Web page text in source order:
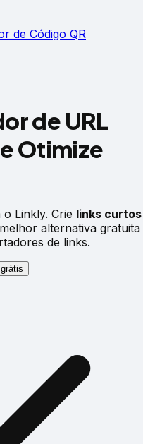
de Código QR
de URL
Otimize
Linkly. Crie links curtos
alternativa gratuita
de links.